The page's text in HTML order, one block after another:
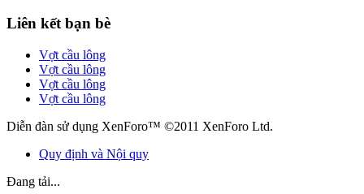
Liên kết bạn bè
Vợt cầu lông
Vợt cầu lông
Vợt cầu lông
Vợt cầu lông
Diễn đàn sử dụng XenForo™ ©2011 XenForo Ltd.
Quy định và Nội quy
Đang tải...